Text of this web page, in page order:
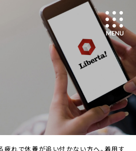
疲れで休養が追い付かない方へ。着用する